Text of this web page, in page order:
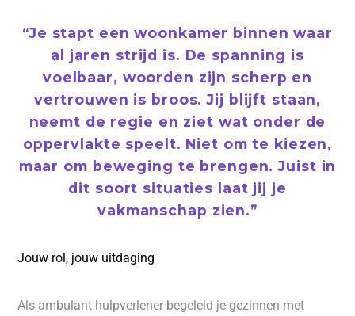
“Je stapt een woonkamer binnen waar
al jaren strijd is. De spanning is
voelbaar, woorden zijn scherp en
vertrouwen is broos. Jij blijft staan,
neemt de regie en ziet wat onder de
oppervlakte speelt. Niet om te kiezen,
maar om beweging te brengen. Juist in
dit soort situaties laat jij je
vakmanschap zien.”
Jouw rol, jouw uitdaging
Als ambulant hulpverlener begeleid je gezinnen met